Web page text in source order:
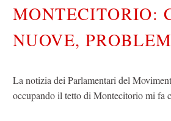
MONTECITORIO:
NUOVE,
La notizia dei Parlamentari del
occupando il tetto di Montecitorio mi fa